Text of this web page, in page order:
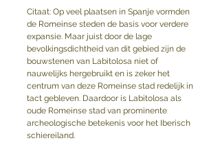
Citaat: Op veel plaatsen in Spanje vormden
de Romeinse steden de basis voor verdere
expansie. Maar juist door de lage
bevolkingsdichtheid van dit gebied zijn de
bouwstenen van Labitolosa niet of
nauwelijks hergebruikt en is zeker het
centrum van deze Romeinse stad redelijk in
tact gebleven. Daardoor is Labitolosa als
oude Romeinse stad van prominente
archeologische betekenis voor het Iberisch
schiereiland.